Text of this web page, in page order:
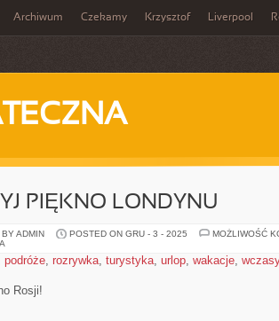
Archiwum Czekamy Krzysztof Liverpool
PIĘKNO LONDYNU
ADMIN POSTED ON GRU - 3 - 2025
MOŻLIWOŚĆ
podróże, rozrywka, turystyka, urlop, wakacje,
Rosji!